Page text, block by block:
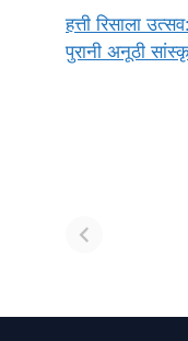
हत्ती रिसाला
पुरानी अनूठी
किसे कहते है?